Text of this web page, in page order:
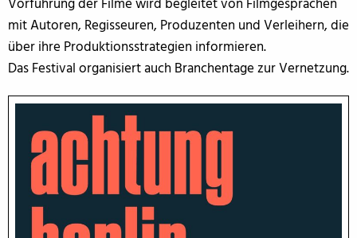
Vorführung der Filme wird begleitet von Filmgesprächen
mit Autoren, Regisseuren, Produzenten und Verleihern, die
über ihre Produktionsstrategien informieren.
Das Festival organisiert auch Branchentage zur Vernetzung.